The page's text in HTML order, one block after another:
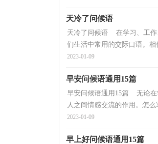
天冷了问候语
天冷了问候语 在学习、工作
们生活中常用的交际口语。
2023-01-09
早安问候语通用15篇
早安问候语通用15篇 无论在
人之间情感交流的作用。怎
2023-01-09
早上好问候语通用15篇